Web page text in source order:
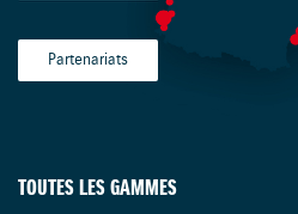
Partenariats
TOUTES LES GAMMES